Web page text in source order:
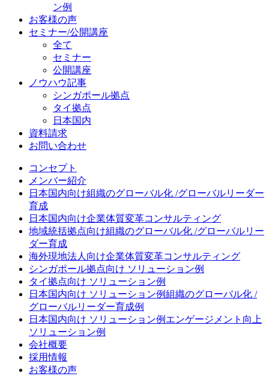
ン例
お客様の声
セミナー/公開講座
全て
セミナー
公開講座
ノウハウ記事
シンガポール拠点
タイ拠点
日本国内
資料請求
お問い合わせ
コンセプト
メンバー紹介
日本国内向け組織のグローバル化 /グローバルリーダー
育成
日本国内向け企業体質変革コンサルティング
地域統括拠点向け組織のグローバル化 /グローバルリー
ダー育成
海外現地法人向け企業体質変革コンサルティング
シンガポール拠点向け ソリューション例
タイ拠点向け ソリューション例
日本国内向け ソリューション例組織のグローバル化 /
グローバルリーダー育成例
日本国内向け ソリューション例 エンゲージメント向上
ソリューション例
会社概要
採用情報
お客様の声